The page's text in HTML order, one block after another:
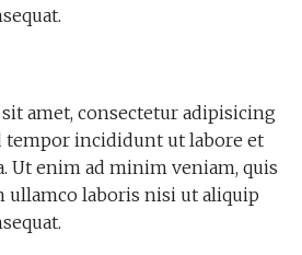
amet, consectetur adipisicing
tempor incididunt ut labore et
Ut enim ad minim veniam, quis
ullamco laboris nisi ut aliquip